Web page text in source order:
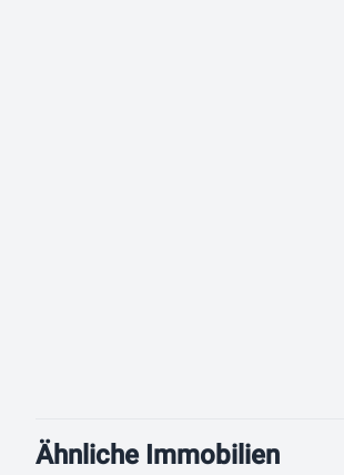
Ähnliche Immobilien